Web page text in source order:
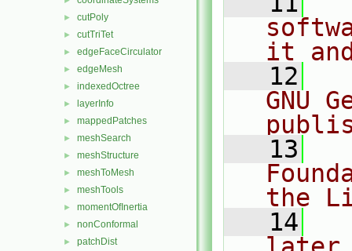
► cutPoly
► cutTriTet
► edgeFaceCirculator
► edgeMesh
► indexedOctree
► layerInfo
► mappedPatches
► meshSearch
► meshStructure
► meshToMesh
► meshTools
► momentOfInertia
► nonConformal
► patchDist
it
   12
GNU
   13
the
   14